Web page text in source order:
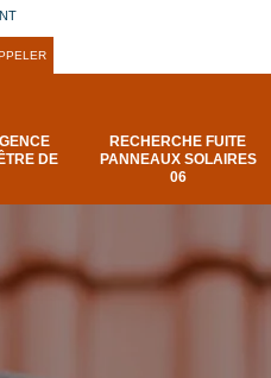
DE
RECHERCHE FUITE
PANNEAUX SOLAIRES
06